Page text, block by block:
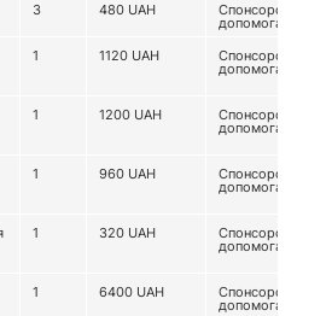
3 480 UAH Спонсорська
допомога
1 1120 UAH Спонсорська
допомога
1 1200 UAH Спонсорська
допомога
1 960 UAH Спонсорська
допомога
1 320 UAH Спонсорська
допомога
1 6400 UAH Спонсорська
допомога